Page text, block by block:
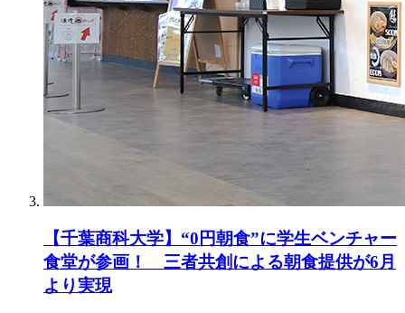
【千葉商科大学】“0円朝食”に学生ベンチャー
食堂が参画！ 三者共創による朝食提供が6月
より実現